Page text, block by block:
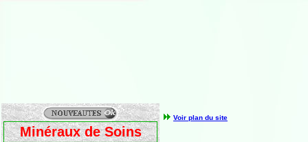
Minéraux de Soins
Voir plan du site